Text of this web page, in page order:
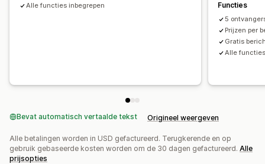
Alle functies inbegrepen
Functies
5
Prijzen per
Gratis
Alle
Bevat automatisch vertaalde tekst Origineel weergeven
Alle betalingen worden in USD gefactureerd. Terugkerende en op
gebruik gebaseerde kosten worden om de 30 dagen gefactureerd. Alle
prijsopties